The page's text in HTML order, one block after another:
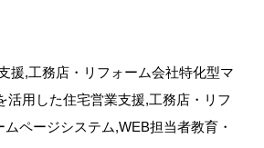
援,工務店・リフォーム会社特化型マ
活用した住宅営業支援,工務店・リフ
ページシステム,WEB担当者教育・